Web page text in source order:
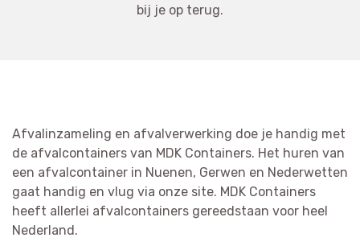
bij je op terug.
Afvalinzameling en afvalverwerking doe je handig met
de afvalcontainers van MDK Containers. Het huren van
een afvalcontainer in Nuenen, Gerwen en Nederwetten
gaat handig en vlug via onze site. MDK Containers
heeft allerlei afvalcontainers gereedstaan voor heel
Nederland.